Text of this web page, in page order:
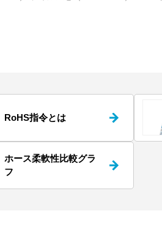
RoHS指令とは
ホース柔軟性比較グラ
フ